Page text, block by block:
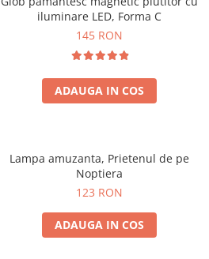
iluminare LED, Forma C
145 RON
ADAUGA IN COS
Lampa amuzanta, Prietenul de pe
Noptiera
123 RON
ADAUGA IN COS